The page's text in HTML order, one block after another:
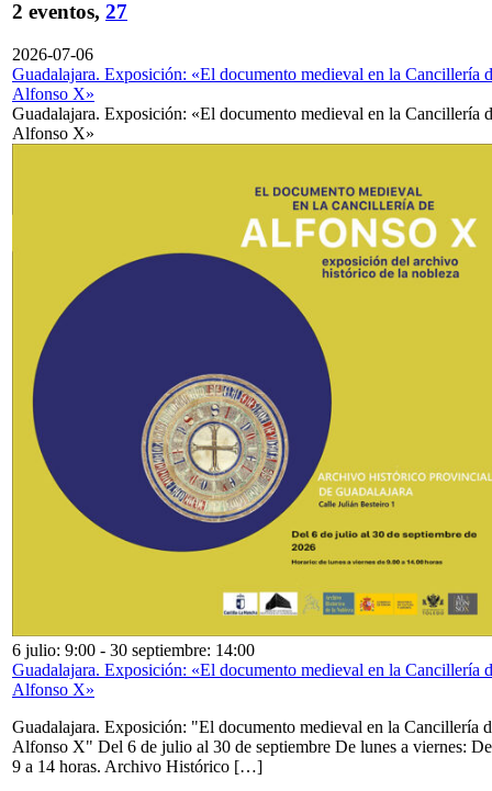
2 eventos, 27
2026-07-06
Guadalajara. Exposición: «El documento medieval en la Cancillería
Alfonso X»
Guadalajara. Exposición: «El documento medieval en la Cancillería
Alfonso X»
6 julio: 9:00 - 30 septiembre: 14:00
Guadalajara. Exposición: «El documento medieval en la Cancillería
Alfonso X»
Guadalajara. Exposición: "El documento medieval en la Cancillería
Alfonso X" Del 6 de julio al 30 de septiembre De lunes a viernes: De
9 a 14 horas. Archivo Histórico […]